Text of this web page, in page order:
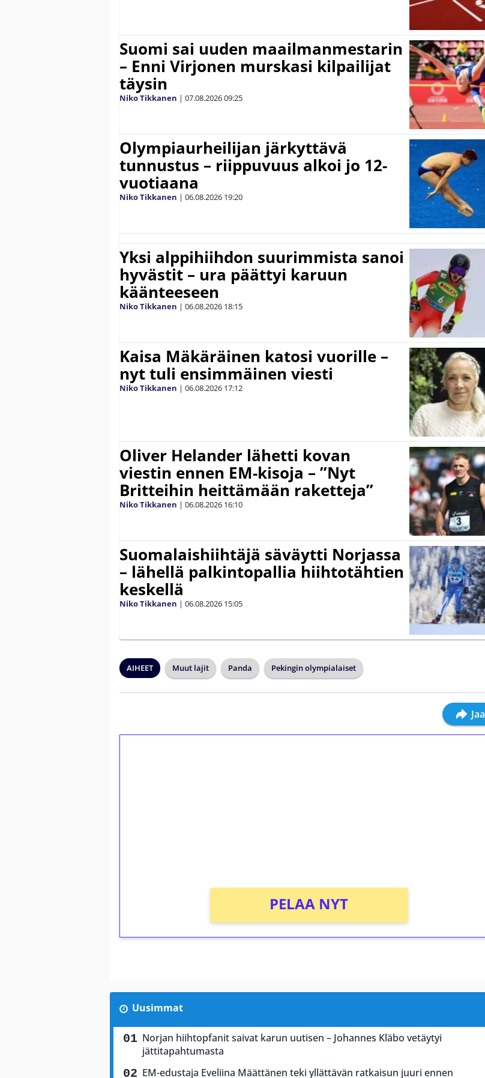
Suomi sai uuden maailmanmestarin
– Enni Virjonen murskasi kilpailijat
täysin
Niko Tikkanen | 07.08.202609:25
Olympiaurheilijan järkyttävä
tunnustus – riippuvuus alkoi jo 12-
vuotiaana
Niko Tikkanen | 06.08.2026 19:20
Yksi alppihiihdon suurimmista sanoi
hyvästit – ura päättyi karuun
käänteeseen
Niko Tikkanen | 06.08.2026 18:15
Kaisa Mäkäräinen katosi vuorille –
nyt tuli ensimmäinen viesti
Niko Tikkanen | 06.08.2026 17:12
Oliver Helander lähetti kovan
viestin ennen EM-kisoja – ”Nyt
Britteihin heittämään raketteja”
Niko Tikkanen | 06.08.2026 16:10
Suomalaishiihtäjä säväytti Norjassa
– lähellä palkintopallia hiihtotähtien
keskellä
Niko Tikkanen | 06.08.2026 15:05
AIHEET Muut lajit Panda Pekingin olympialaiset
Jaa
PELAA NYT
Uusimmat
Norjan hiihtopfanit saivat karun uutisen – Johannes Kläbo vetäytyi
jättitapahtumasta
EM-edustaja Eveliina Määttänen teki yllättävän ratkaisun juuri ennen